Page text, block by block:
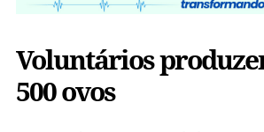
Voluntários
500 ovos